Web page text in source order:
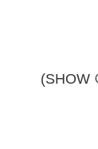
(SHOW